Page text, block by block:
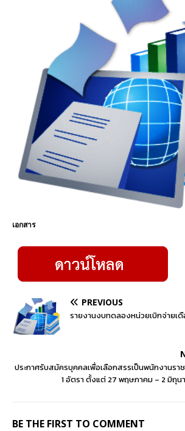
เอกสาร
PREVIOUS
รายงานงบทดลองหน่วยเบิกจ่ายเ
ประกาศรับสมัครบุคคลเพื่อเลือกสรรเป็นพนักงานรา
1 อัตรา ตั้งแต่ 27 พฤษภาคม – 2 มิถุน
BE THE FIRST TO COMMENT